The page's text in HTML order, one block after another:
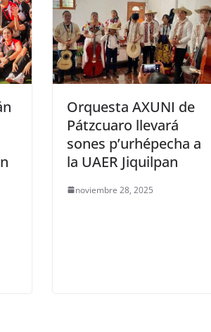
Orquesta AXUNI de
Pátzcuaro llevará
sones p’urhépecha a
la UAER Jiquilpan
noviembre 28, 2025